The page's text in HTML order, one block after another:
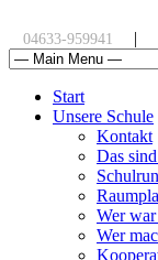
04633-959941 |
Start
Unsere Schule
Kontakt
Das
Wer war
Wer